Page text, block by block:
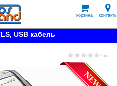
корзина контакты
USB кабель
( 0 )